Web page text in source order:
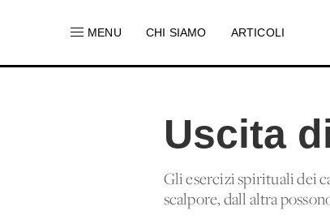
MENU CHI SIAMO ARTICOLI
Uscita
Gli esercizi spirituali dei
scalpore, dall'altra